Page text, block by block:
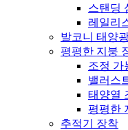
스탠딩
레일리
발코니 태양
평평한 지붕
조정 가
밸러스
태양열
평평한
추적기 장착